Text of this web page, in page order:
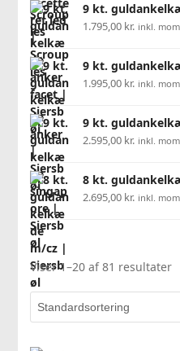
9 kt.
1.795,00 kr. inkl.
9 kt.
1.995,00 kr. inkl.
9 kt.
2.595,00 kr. inkl.
8 kt.
2.695,00 kr. inkl.
Viser 1–20 af 81 resultater